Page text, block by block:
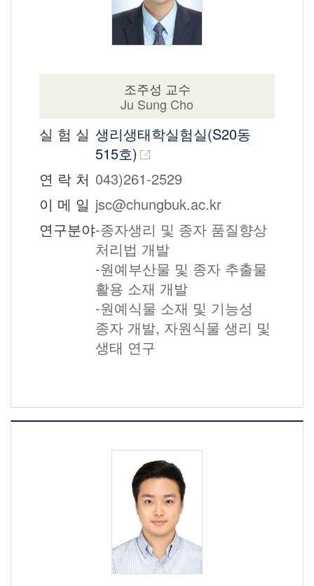
조주성 교수
Ju Sung Cho
실 험 실 생리생태학실험실(S20동
515호)
연 락 처 043)261-2529
이 메 일 jsc@chungbuk.ac.kr
연구분야-종자생리 및 종자 품질향상
처리법 개발
-원예부산물 및 종자 추출물
활용 소재 개발
-원예식물 소재 및 기능성
종자 개발, 자원식물 생리 및
생태 연구